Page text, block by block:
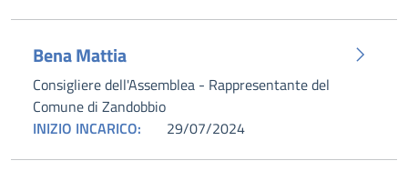
Bena Mattia
Consigliere dell'Assemblea - Rappresentante del
Comune di Zandobbio
INIZIO INCARICO:
29/07/2024